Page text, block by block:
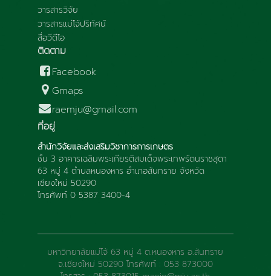
วารสารวิจัย
วารสารแม่โจ้ปริทัศน์
สื่อวีดีโอ
ติดตาม
Facebook
Gmaps
raemju@gmail.com
ที่อยู่
สำนักวิจัยและส่งเสริมวิชาการการเกษตร
ชั้น 3 อาคารเฉลิมพระเกียรติสมเด็จพระเทพรัตนราชสุดา
63 หมู่ 4 ตำบลหนองหาร อำเภอสันทราย จังหวัด
เชียงใหม่ 50290
โทรศัพท์ 0 5387 3400-4
มหาวิทยาลัยแม่โจ้ 63 หมู่ 4 ต.หนองหาร อ.สันทราย
จ.เชียงใหม่ 50290 โทรศัพท์ : 053 873000